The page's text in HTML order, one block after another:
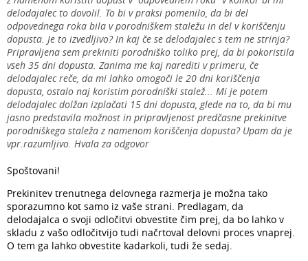
delodajalec to dovolil. To bi v praksi pomenilo, da bi del
odpovednega roka bila v porodniškem staležu in del v koriščenju
dopusta. Je to izvedljivo? In kaj če se delodajalec s tem ne strinja?
Pripravljena sem prekiniti porodniško toliko prej, da bi pokoristila
vseh 35 dni dopusta. Zanima me kaj narediti v primeru, če
delodajalec reče, da mi lahko omogoči le 20 dni koriščenja
dopusta, ostalo naj koristim porodniški stalež... Mi je potem
delodajalec dolžan izplačati 15 dni dopusta, glede na to, da bi mu
jasno predstavila možnost in pripravljenost predčasne prekinitve
porodniškega staleža z namenom koriščenja dopusta? Upam da je
vpr.razumljivo. Hvala za odgovor
Spoštovani!
Prekinitev trenutnega delovnega razmerja je možna tako
sporazumno kot samo iz vaše strani. Predlagam, da
delodajalca o svoji odločitvi obvestite čim prej, da bo lahko v
skladu z vašo odločitvijo tudi načrtoval delovni proces vnaprej.
O tem ga lahko obvestite kadarkoli, tudi že sedaj.